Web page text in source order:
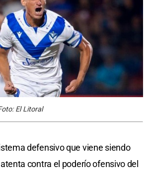
El Litoral
defensivo que viene siendo
contra el poderío ofensivo del